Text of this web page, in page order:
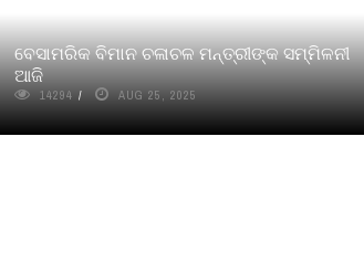
ବେସାମରିକ ବିମାନ ଚଳାଚଳ ମନ୍ତ୍ରୀଙ୍କ ସମ୍ମିଳନୀ
ଆଜି
14294 AUG 25, 2025